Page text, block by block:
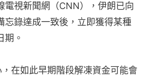
電視新聞網（CNN），伊朗已向
錄達成一致後，立即獲得某種
期。
在如此早期階段解凍資金可能會